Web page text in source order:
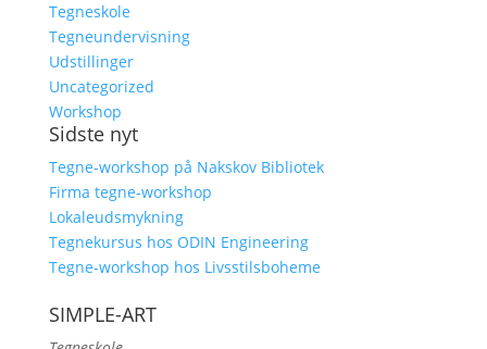
Tegneskole
Tegneundervisning
Udstillinger
Uncategorized
Workshop
Sidste nyt
Tegne-workshop på Nakskov Bibliotek
Firma tegne-workshop
Lokaleudsmykning
Tegnekursus hos ODIN Engineering
Tegne-workshop hos Livsstilsboheme
SIMPLE-ART